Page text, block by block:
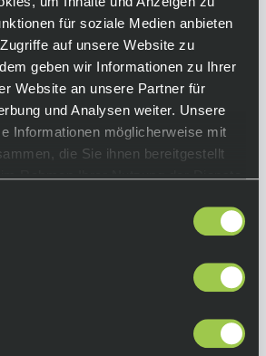
für soziale Medien anbieten
auf unsere Website zu
geben wir Informationen zu Ihrer
Website an unsere Partner für
und Analysen weiter. Unsere
Informationen möglicherweise mit
die Sie ihnen bereitgestellt
Rahmen Ihrer Nutzung der Dienste
Fuß, um den Kraftfluss
zu gewährleisten – das
Unibody Aufbau, durch
vollkommen anatomisch wird.
Sitz an deinem Fuß sind die
zuständig –
Lockerung oder
auf Knopfdruck.
Sohle mit Vollcarbon-Einlage
Aufbau